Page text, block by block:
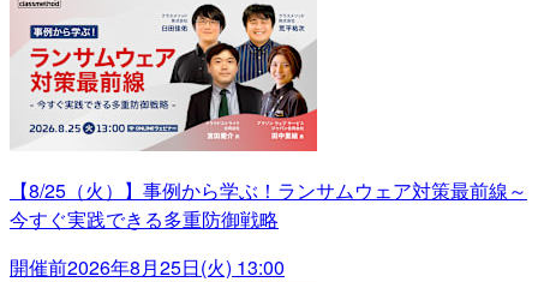
【8/25（火）】事例から学ぶ！ランサムウェア対策最前線～
今すぐ実践できる多重防御戦略
開催前2026年8月25日(火) 13:00